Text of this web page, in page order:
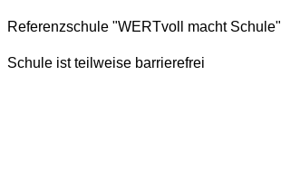
Referenzschule "WERTvoll macht Schule"
Schule ist teilweise barrierefrei